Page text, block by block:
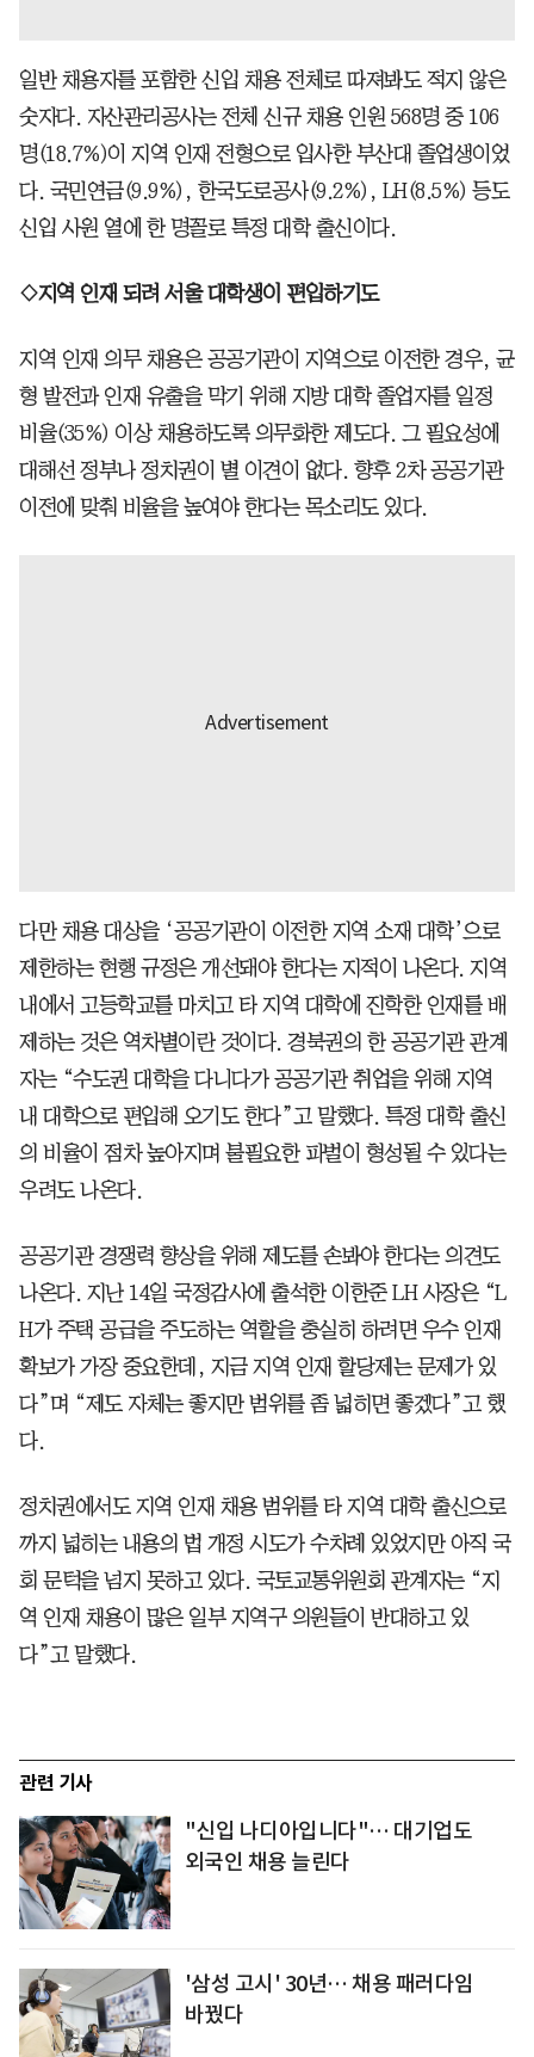
일반 채용자를 포함한 신입 채용 전체로 따져봐도 적지 않은
숫자다. 자산관리공사는 전체 신규 채용 인원 568명 중 106
명(18.7%)이 지역 인재 전형으로 입사한 부산대 졸업생이었
다. 국민연금(9.9%), 한국도로공사(9.2%), LH(8.5%) 등도
신입 사원 열에 한 명꼴로 특정 대학 출신이다.
◇지역 인재 되려 서울 대학생이 편입하기도
지역 인재 의무 채용은 공공기관이 지역으로 이전한 경우, 균
형 발전과 인재 유출을 막기 위해 지방 대학 졸업자를 일정
비율(35%) 이상 채용하도록 의무화한 제도다. 그 필요성에
대해선 정부나 정치권이 별 이견이 없다. 향후 2차 공공기관
이전에 맞춰 비율을 높여야 한다는 목소리도 있다.
다만 채용 대상을 ‘공공기관이 이전한 지역 소재 대학’으로
제한하는 현행 규정은 개선돼야 한다는 지적이 나온다. 지역
내에서 고등학교를 마치고 타 지역 대학에 진학한 인재를 배
제하는 것은 역차별이란 것이다. 경북권의 한 공공기관 관계
자는 “수도권 대학을 다니다가 공공기관 취업을 위해 지역
내 대학으로 편입해 오기도 한다”고 말했다. 특정 대학 출신
의 비율이 점차 높아지며 불필요한 파벌이 형성될 수 있다는
우려도 나온다.
공공기관 경쟁력 향상을 위해 제도를 손봐야 한다는 의견도
나온다. 지난 14일 국정감사에 출석한 이한준 LH 사장은 “L
H가 주택 공급을 주도하는 역할을 충실히 하려면 우수 인재
확보가 가장 중요한데, 지금 지역 인재 할당제는 문제가 있
다”며 “제도 자체는 좋지만 범위를 좀 넓히면 좋겠다”고 했
다.
정치권에서도 지역 인재 채용 범위를 타 지역 대학 출신으로
까지 넓히는 내용의 법 개정 시도가 수차례 있었지만 아직 국
회 문턱을 넘지 못하고 있다. 국토교통위원회 관계자는 “지
역 인재 채용이 많은 일부 지역구 의원들이 반대하고 있
다”고 말했다.
관련 기사
"신입 나디아입니다"… 대기업도
외국인 채용 늘린다
'삼성 고시' 30년… 채용 패러다임
바꿨다